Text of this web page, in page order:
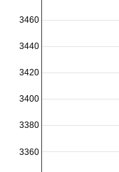
3360
3380
3400
3420
3440
3460